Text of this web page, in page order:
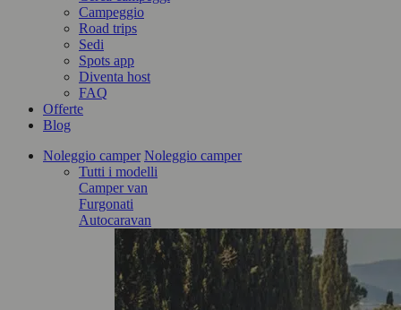
Campeggio
Road trips
Sedi
Spots app
Diventa host
FAQ
Offerte
Blog
Noleggio camper Noleggio camper
Tutti i modelli
Camper van
Furgonati
Autocaravan